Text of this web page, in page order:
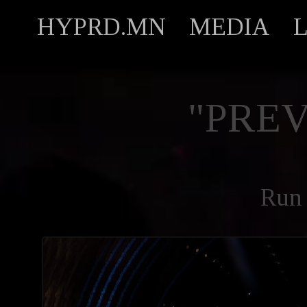
HYPRD.MN MEDIA